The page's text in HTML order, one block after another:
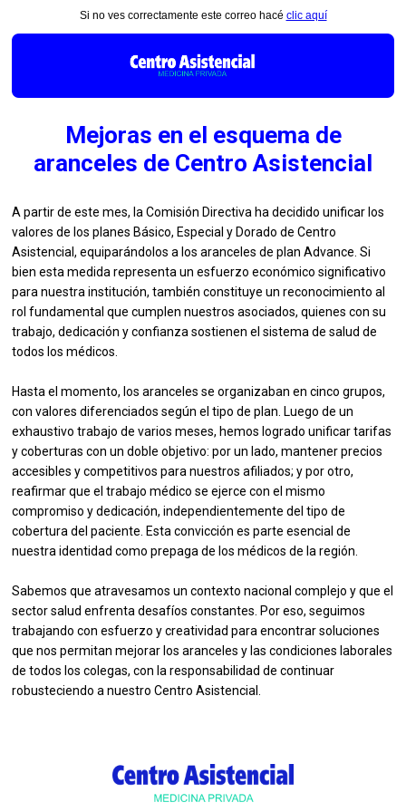
Si no ves correctamente este correo hacé clic aquí
Mejoras en el esquema de
aranceles de Centro Asistencial
A partir de este mes, la Comisión Directiva ha decidido unificar los
valores de los planes Básico, Especial y Dorado de Centro
Asistencial, equiparándolos a los aranceles de plan Advance. Si
bien esta medida representa un esfuerzo económico significativo
para nuestra institución, también constituye un reconocimiento al
rol fundamental que cumplen nuestros asociados, quienes con su
trabajo, dedicación y confianza sostienen el sistema de salud de
todos los médicos.
Hasta el momento, los aranceles se organizaban en cinco grupos,
con valores diferenciados según el tipo de plan. Luego de un
exhaustivo trabajo de varios meses, hemos logrado unificar tarifas
y coberturas con un doble objetivo: por un lado, mantener precios
accesibles y competitivos para nuestros afiliados; y por otro,
reafirmar que el trabajo médico se ejerce con el mismo
compromiso y dedicación, independientemente del tipo de
cobertura del paciente. Esta convicción es parte esencial de
nuestra identidad como prepaga de los médicos de la región.
Sabemos que atravesamos un contexto nacional complejo y que el
sector salud enfrenta desafíos constantes. Por eso, seguimos
trabajando con esfuerzo y creatividad para encontrar soluciones
que nos permitan mejorar los aranceles y las condiciones laborales
de todos los colegas, con la responsabilidad de continuar
robusteciendo a nuestro Centro Asistencial.